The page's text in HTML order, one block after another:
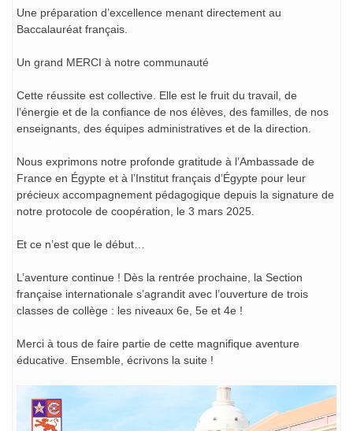
Une préparation d’excellence menant directement au
Baccalauréat français.
Un grand MERCI à notre communauté
Cette réussite est collective. Elle est le fruit du travail, de
l’énergie et de la confiance de nos élèves, des familles, de nos
enseignants, des équipes administratives et de la direction.
Nous exprimons notre profonde gratitude à l’Ambassade de
France en Égypte et à l’Institut français d’Égypte pour leur
précieux accompagnement pédagogique depuis la signature de
notre protocole de coopération, le 3 mars 2025.
Et ce n’est que le début…
L’aventure continue ! Dès la rentrée prochaine, la Section
française internationale s’agrandit avec l’ouverture de trois
classes de collège : les niveaux 6e, 5e et 4e !
Merci à tous de faire partie de cette magnifique aventure
éducative. Ensemble, écrivons la suite !